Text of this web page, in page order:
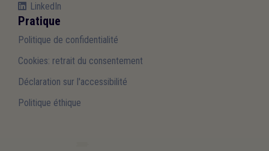
LinkedIn
Pratique
Politique de confidentialité
Cookies: retrait du consentement
Déclaration sur l'accessibilité
Politique éthique